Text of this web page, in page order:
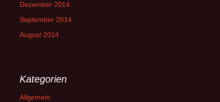
Dezember 2014
September 2014
August 2014
Kategorien
Allgemein